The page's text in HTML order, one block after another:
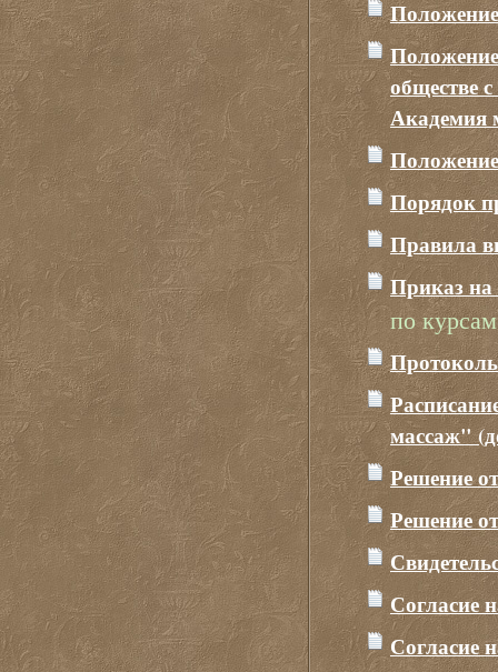
Положение
обществе
Порядок
Правила
Приказ на
по
массаж"
Решение
Решение
Согласие
Согласие